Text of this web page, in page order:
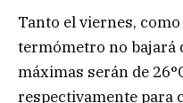
Tanto el viernes,
termómetro no bajará
máximas serán de
respectivamente para